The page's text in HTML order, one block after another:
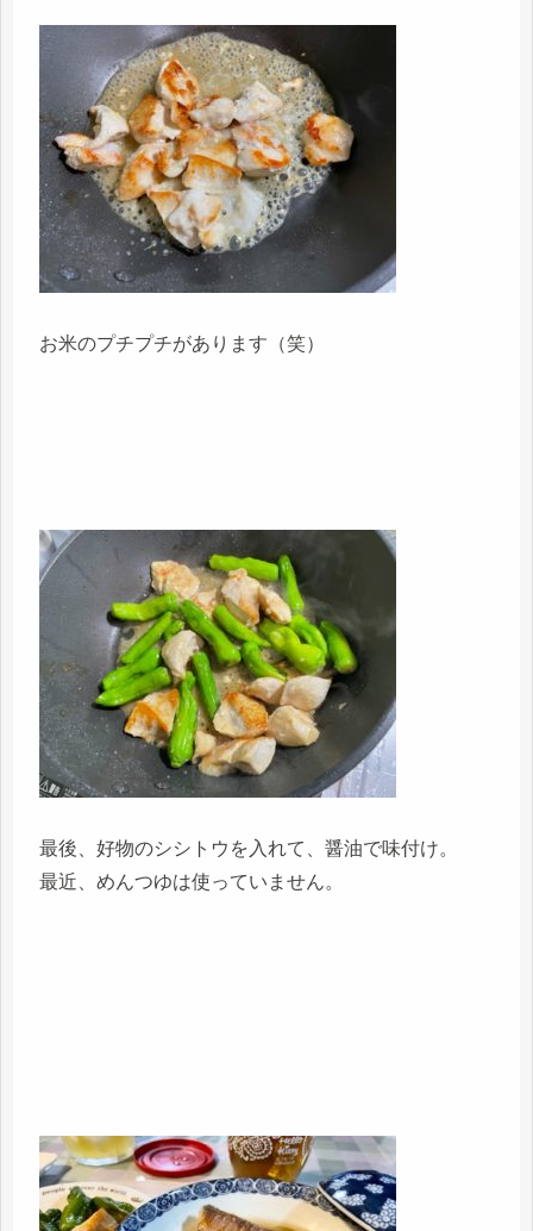
お米のプチプチがあります（笑）
最後、好物のシシトウを入れて、醤油で味付け。
最近、めんつゆは使っていません。